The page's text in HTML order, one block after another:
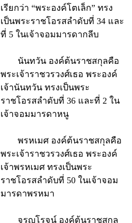
เรียกว่า “พระองค์โตเล็ก” ทรง
เป็นพระราชโอรสลำดับที่ 34 และ
ที่ 5 ในเจ้าจอมมารดากลีบ
นันทวัน องค์ต้นราชสกุลคือ
พระเจ้าราชวรวงศ์เธอ พระองค์
เจ้านันทวัน ทรงเป็นพระ
ราชโอรสลำดับที่ 36 และที่ 2 ใน
เจ้าจอมมารดาหนู
พรหเมศ องค์ต้นราชสกุลคือ
พระเจ้าราชวรวงศ์เธอ พระองค์
เจ้าพรหเมศ ทรงเป็นพระ
ราชโอรสลำดับที่ 50 ในเจ้าจอม
มารดาพรหมา
จรูญโรจน์ องค์ต้นราชสกุล